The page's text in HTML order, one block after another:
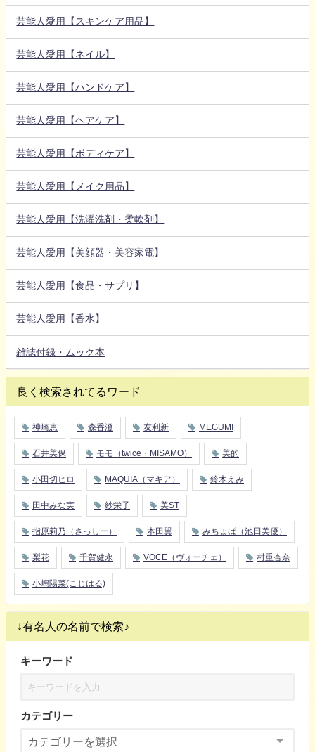
芸能人愛用【スキンケア用品】
芸能人愛用【ネイル】
芸能人愛用【ハンドケア】
芸能人愛用【ヘアケア】
芸能人愛用【ボディケア】
芸能人愛用【メイク用品】
芸能人愛用【洗濯洗剤・柔軟剤】
芸能人愛用【美顔器・美容家電】
芸能人愛用【食品・サプリ】
芸能人愛用【香水】
雑誌付録・ムック本
良く検索されてるワード
神崎恵 森香澄 友利新 MEGUMI
石井美保 モモ（twice・MISAMO） 美的
小田切ヒロ MAQUIA（マキア） 鈴木えみ
田中みな実 紗栄子 美ST
指原莉乃（さっしー） 本田翼 みちょぱ（池田美優）
梨花 千賀健永 VOCE（ヴォーチェ） 村重杏奈
小嶋陽菜(こじはる)
↓有名人の名前で検索♪
キーワード
カテゴリー